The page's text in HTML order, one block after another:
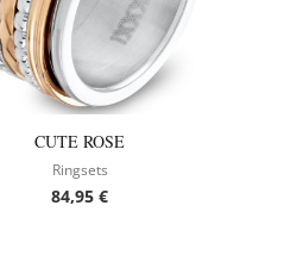
CUTE ROSE
Ringsets
84,95€